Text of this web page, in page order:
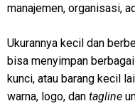
manajemen, organisasi,
Ukurannya kecil dan
bisa menyimpan
kunci, atau barang kecil
warna, logo, dan tagline